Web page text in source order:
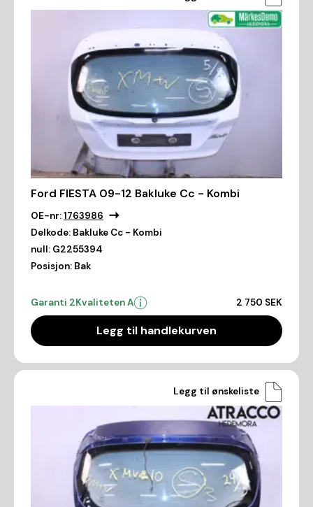
Ford FIESTA 09-12 Bakluke Cc - Kombi
OE-nr:1763986
Delkode: Bakluke Cc - Kombi
null: G2255394
Posisjon: Bak
Garanti 2Kvaliteten A 2 750 SEK
Legg til handlekurven
Legg til ønskeliste